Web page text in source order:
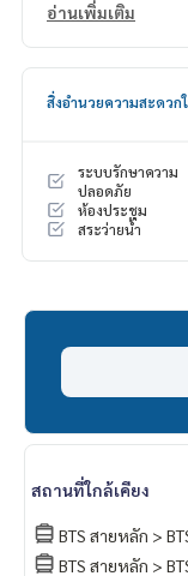
สนใจติดต่อ … คุณห
ายดาวน์⭐️]
☎️ & Line :095 392
หรือคลิ๊ก … 1.
📍เฟอร์นิเจอร์ครบ
* ตู้เสื้อผ้าบิ้วอิน บา
* โซฟา + โต๊ะกลาง
* เตียง บิ้วอิน ตกแต่
นอน P’Muay081
อ่านเพิ่มเติม
สิ่งอำนวยความสะดวก
ระบบรักษาความ
ปลอดภัย
ห้องประชุม
สระว่ายน้ำ
สถานที่ใกล้เคียง
BTS สายหลัก >
BTS สายหลัก >